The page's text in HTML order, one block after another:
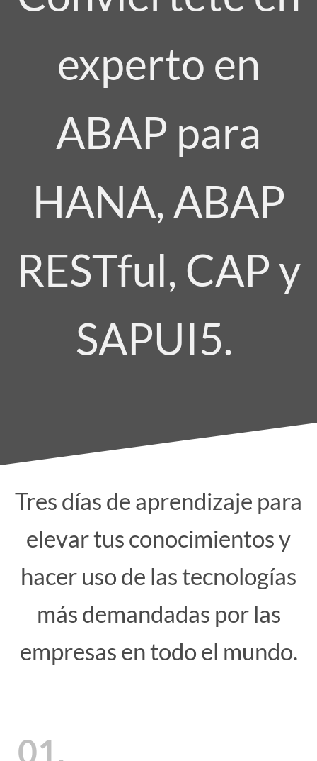
experto en
ABAP para
HANA, ABAP
RESTful, CAP y
SAPUI5.
Tres días de aprendizaje para
elevar tus conocimientos y
hacer uso de las tecnologías
más demandadas por las
empresas en todo el mundo.
01.